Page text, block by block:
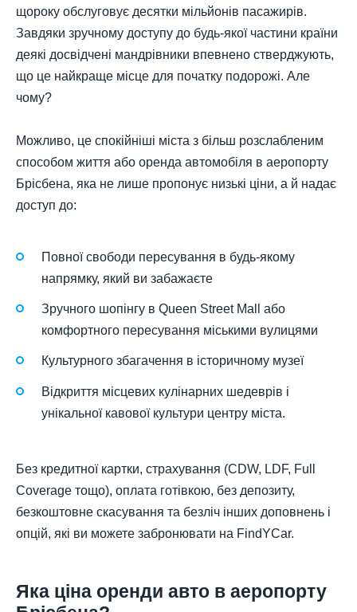
щороку обслуговує десятки мільйонів пасажирів.
Завдяки зручному доступу до будь-якої частини країни
деякі досвідчені мандрівники впевнено стверджують,
що це найкраще місце для початку подорожі. Але
чому?
Можливо, це спокійніші міста з більш розслабленим
способом життя або оренда автомобіля в аеропорту
Брісбена, яка не лише пропонує низькі ціни, а й надає
доступ до:
Повної свободи пересування в будь-якому
напрямку, який ви забажаєте
Зручного шопінгу в Queen Street Mall або
комфортного пересування міськими вулицями
Культурного збагачення в історичному музеї
Відкриття місцевих кулінарних шедеврів і
унікальної кавової культури центру міста.
Без кредитної картки, страхування (CDW, LDF, Full
Coverage тощо), оплата готівкою, без депозиту,
безкоштовне скасування та безліч інших доповнень і
опцій, які ви можете забронювати на FindYCar.
Яка ціна оренди авто в аеропорту